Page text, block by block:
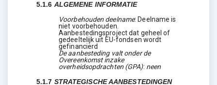
5.1.6 ALGEMENE INFORMATIE
Voorbehouden deelname: Deelname is
niet voorbehouden.
Aanbestedingsproject dat geheel of
gedeeltelijk uit EU-fondsen wordt
gefinancierd
De aanbesteding valt onder de
Overeenkomst inzake
overheidsopdrachten (GPA): neen
5.1.7 STRATEGISCHE AANBESTEDINGEN